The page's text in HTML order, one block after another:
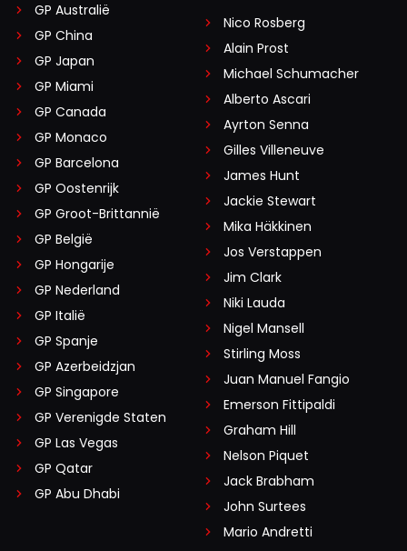
GP Australië
GP China
GP Japan
GP Miami
GP Canada
GP Monaco
GP Barcelona
GP Oostenrijk
GP Groot-Brittannië
GP België
GP Hongarije
GP Nederland
GP Italië
GP Spanje
GP Azerbeidzjan
GP Singapore
GP Verenigde Staten
GP Las Vegas
GP Qatar
GP Abu Dhabi
Nico Rosberg
Alain Prost
Michael Schumacher
Alberto Ascari
Ayrton Senna
Gilles Villeneuve
James Hunt
Jackie Stewart
Mika Häkkinen
Jos Verstappen
Jim Clark
Niki Lauda
Nigel Mansell
Stirling Moss
Juan Manuel Fangio
Emerson Fittipaldi
Graham Hill
Nelson Piquet
Jack Brabham
John Surtees
Mario Andretti